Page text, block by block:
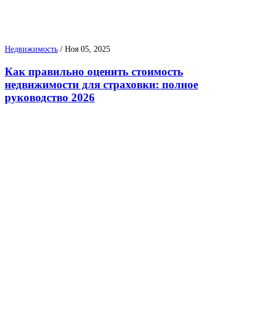
Недвижимость / Ноя 05, 2025
Как правильно оценить стоимость
недвижимости для страховки: полное
руководство 2026